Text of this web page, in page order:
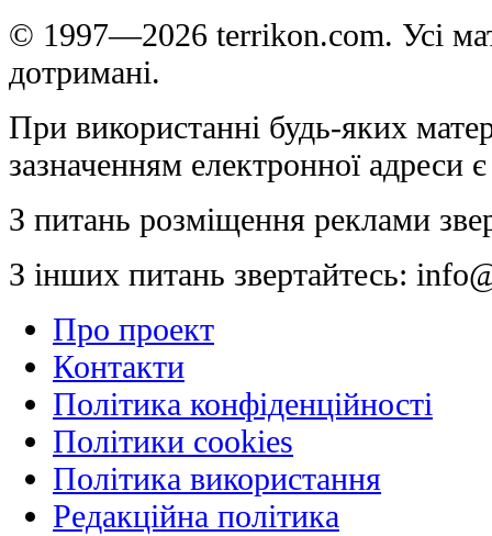
© 1997—2026 terrikon.com. Усі
дотримані.
При використанні будь-яких
зазначенням електронної адреси
З питань розміщення реклами
З інших питань звертайтесь:
Про проект
Контакти
Політика конфіденційності
Політики cookies
Політика використання
Редакційна політика